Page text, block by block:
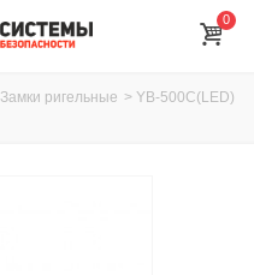
0
Замки ригельные > YB-500C(LED)